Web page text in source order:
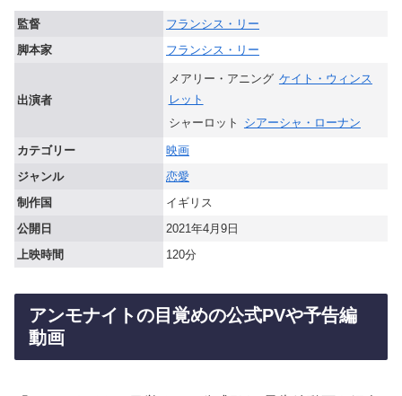
監督
フランシス・リー
脚本家
フランシス・リー
出演者
メアリー・アニング ケイト・ウィンス
レット
シャーロット
シアーシャ・ローナン
カテゴリー
映画
ジャンル
恋愛
制作国
イギリス
公開日
2021年4月9日
上映時間
120分
アンモナイトの目覚めの公式PVや予告編
動画